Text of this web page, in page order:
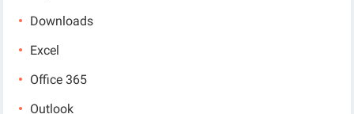
Downloads
Excel
Office 365
Outlook